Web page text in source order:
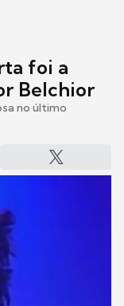
foi a
Belchior
no último